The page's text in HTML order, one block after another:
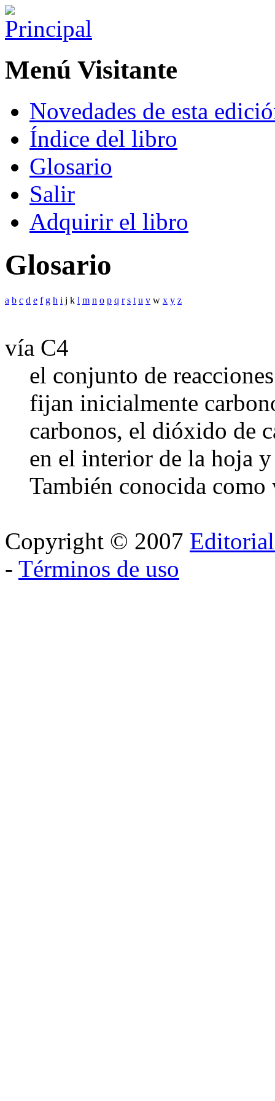
Menú Visitante
Novedades de esta
Índice del libro
Glosario
Salir
Adquirir el libro
Glosario
a b c d e f g h i j k l m n o p q r s t u v w x y z
vía C4
el conjunto de
fijan inicialmente
carbonos, el dióxido de
en el interior de la hoja
También conocida
Copyright © 2007
- Términos de uso